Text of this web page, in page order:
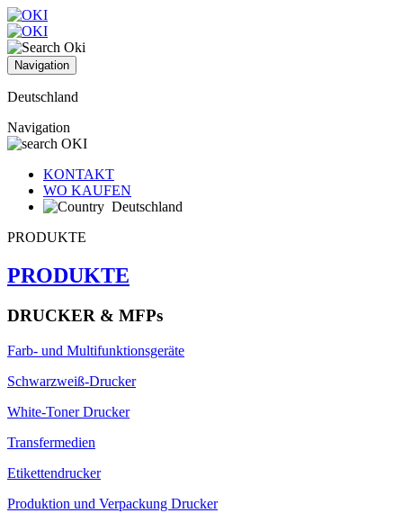
Navigation
Deutschland
Navigation
KONTAKT
WO KAUFEN
Deutschland
PRODUKTE
PRODUKTE
DRUCKER & MFPs
Farb- und Multifunktionsgeräte
Schwarzweiß-Drucker
White-Toner Drucker
Transfermedien
Etikettendrucker
Produktion und Verpackung Drucker